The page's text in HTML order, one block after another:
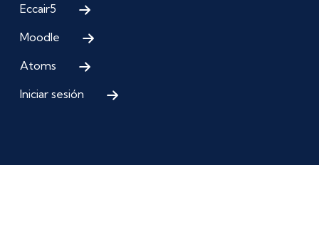
Eccair5
Moodle
Atoms
Iniciar sesión